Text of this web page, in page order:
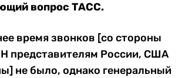
вопрос ТАСС.
время звонков [со стороны
представителям России, США
не было, однако генеральный